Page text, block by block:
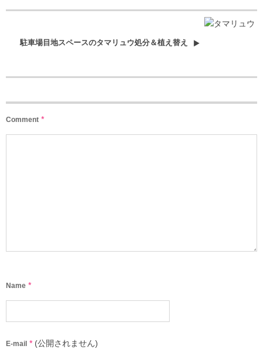
駐車場目地スペースのタマリュウ処分＆植え替え
Comment *
Name *
E-mail * (公開されません)